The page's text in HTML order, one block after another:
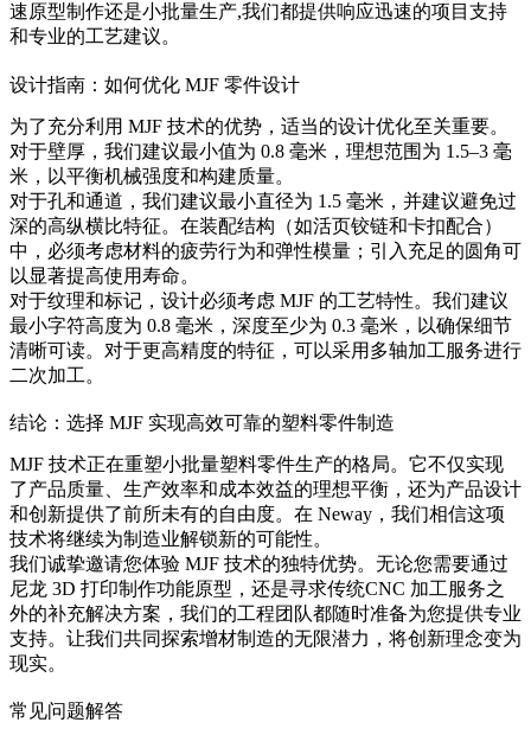
速原型制作还是小批量生产,我们都提供响应迅速的项目支持
和专业的工艺建议。
设计指南：如何优化 MJF 零件设计
为了充分利用 MJF 技术的优势，适当的设计优化至关重要。
对于壁厚，我们建议最小值为 0.8 毫米，理想范围为 1.5–3 毫
米，以平衡机械强度和构建质量。
对于孔和通道，我们建议最小直径为 1.5 毫米，并建议避免过
深的高纵横比特征。在装配结构（如活页铰链和卡扣配合）
中，必须考虑材料的疲劳行为和弹性模量；引入充足的圆角可
以显著提高使用寿命。
对于纹理和标记，设计必须考虑 MJF 的工艺特性。我们建议
最小字符高度为 0.8 毫米，深度至少为 0.3 毫米，以确保细节
清晰可读。对于更高精度的特征，可以采用 多轴加工服务进行
二次加工。
结论：选择 MJF 实现高效可靠的塑料零件制造
MJF 技术正在重塑小批量塑料零件生产的格局。它不仅实现
了产品质量、生产效率和成本效益的理想平衡，还为产品设计
和创新提供了前所未有的自由度。在 Neway，我们相信这项
技术将继续为制造业解锁新的可能性。
我们诚挚邀请您体验 MJF 技术的独特优势。无论您需要通过
尼龙 3D 打印制作功能原型，还是寻求传统CNC 加工服务之
外的补充解决方案，我们的工程团队都随时准备为您提供专业
支持。让我们共同探索增材制造的无限潜力，将创新理念变为
现实。
常见问题解答